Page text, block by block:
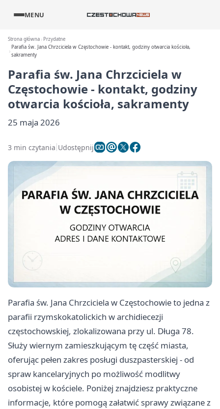
MENU
Strona główna
Przydatne
Parafia św. Jana Chrzciciela w Częstochowie - kontakt, godziny otwarcia kościoła,
sakramenty
Parafia św. Jana Chrzciciela w
Częstochowie - kontakt, godziny
otwarcia kościoła, sakramenty
25 maja 2026
3 min czytania Udostępnij
Parafia św. Jana Chrzciciela w Częstochowie to jedna z
parafii rzymskokatolickich w archidiecezji
częstochowskiej, zlokalizowana przy ul. Długa 78.
Służy wiernym zamieszkującym tę część miasta,
oferując pełen zakres posługi duszpasterskiej - od
spraw kancelaryjnych po możliwość modlitwy
osobistej w kościele. Poniżej znajdziesz praktyczne
informacje, które pomogą załatwić sprawy związane z